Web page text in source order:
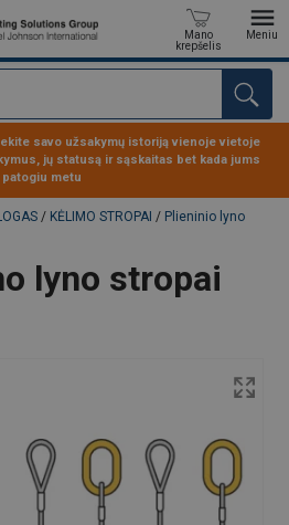
Mano
krepšelis
Meniu
jūsų užklausos
savo užsakymų istoriją vienoje vietoje
jų statusą ir sąskaitas bet kada jums
patogiu metu
/ KĖLIMO STROPAI / Plieninio lyno
lyno stropai